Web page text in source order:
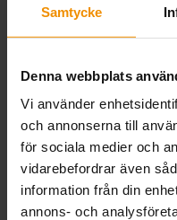
Samtycke
Denna webbplats
Vi använder
och annonserna till
för sociala medier och
vidarebefordrar även
information från din
annons- och